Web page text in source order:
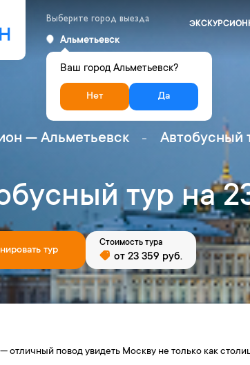
Выберите город выезда
Альметьевск
Ваш город Альметьевск?
Нет Да
— Альметьевск Автобусный
тур на
тур
Стоимость тура
от 23 359 руб.
отличный повод увидеть Москву не только как